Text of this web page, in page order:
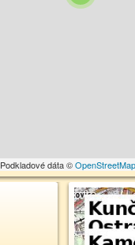
Podkladové dáta ©OpenStreetMap